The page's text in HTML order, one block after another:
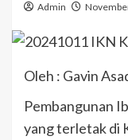
Admin
Oleh : Gavin
Pembangunan
yang terletak di